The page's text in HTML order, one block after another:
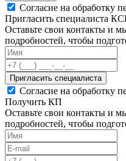
Согласие на обработку
Пригласить специалиста
Оставьте свои контакты и
подробностей, чтобы
Пригласить специалиста
Согласие на обработку
Получить КП
Оставьте свои контакты и
подробностей, чтобы